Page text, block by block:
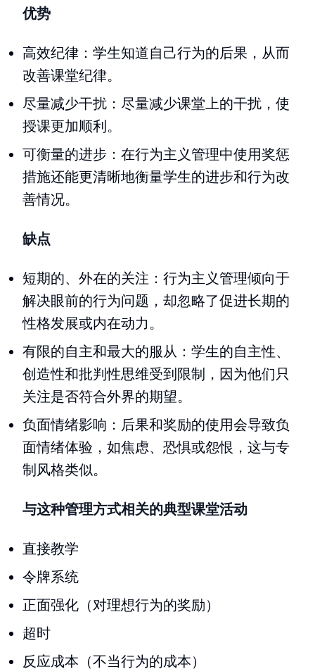
优势
高效纪律：学生知道自己行为的后果，从而
改善课堂纪律。
尽量减少干扰：尽量减少课堂上的干扰，使
授课更加顺利。
可衡量的进步：在行为主义管理中使用奖惩
措施还能更清晰地衡量学生的进步和行为改
善情况。
缺点
短期的、外在的关注：行为主义管理倾向于
解决眼前的行为问题，却忽略了促进长期的
性格发展或内在动力。
有限的自主和最大的服从：学生的自主性、
创造性和批判性思维受到限制，因为他们只
关注是否符合外界的期望。
负面情绪影响：后果和奖励的使用会导致负
面情绪体验，如焦虑、恐惧或怨恨，这与专
制风格类似。
与这种管理方式相关的典型课堂活动
直接教学
令牌系统
正面强化（对理想行为的奖励）
超时
反应成本（不当行为的成本）